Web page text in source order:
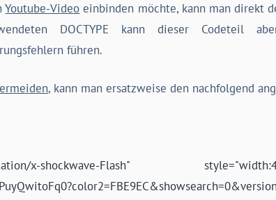
Youtube-Video einbinden möchte, kann man direkt
DOCTYPE kann dieser Codeteil
führen.
, kann man ersatzweise den nachfolgend
x-shockwave-Flash"